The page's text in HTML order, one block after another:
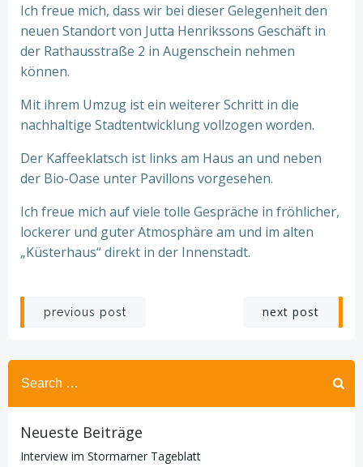
Ich freue mich, dass wir bei dieser Gelegenheit den
neuen Standort von Jutta Henrikssons Geschäft in
der Rathausstraße 2 in Augenschein nehmen
können.
Mit ihrem Umzug ist ein weiterer Schritt in die
nachhaltige Stadtentwicklung vollzogen worden.
Der Kaffeeklatsch ist links am Haus an und neben
der Bio-Oase unter Pavillons vorgesehen.
Ich freue mich auf viele tolle Gespräche in fröhlicher,
lockerer und guter Atmosphäre am und im alten
„Küsterhaus“ direkt in der Innenstadt.
Beitragsnavigation
previous post next post
Search
for:
Neueste Beiträge
Interview im Stormarner Tageblatt